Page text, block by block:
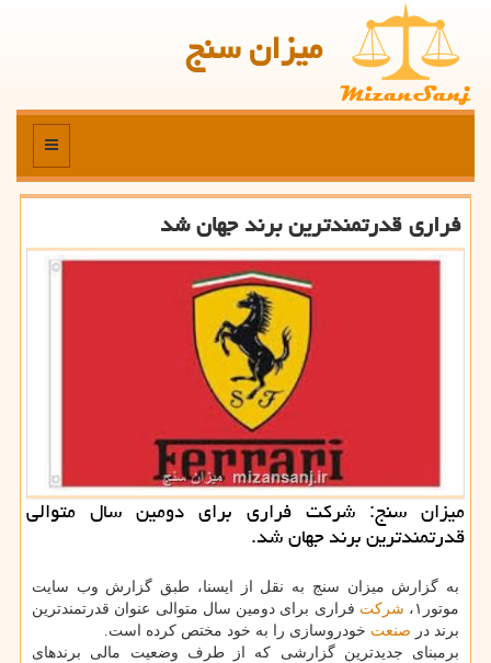
میزان سنج
منو
فراری قدرتمندترین برند جهان شد
میزان سنج: شركت فراری برای دومین سال متوالی
قدرتمندترین برند جهان شد.
به گزارش میزان سنج به نقل از ایسنا، طبق گزارش وب سایت
موتور۱،
شركت فراری برای دومین سال متوالی عنوان قدرتمندترین
برند در صنعت خودروسازی را به خود مختص كرده است.
برمبنای جدیدترین گزارشی كه از طرف وضعیت مالی برندهای